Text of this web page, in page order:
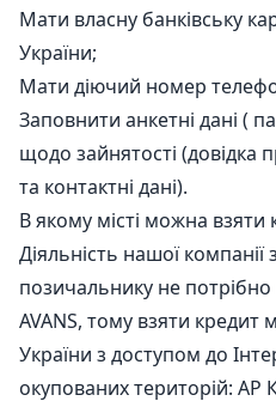
Мати власну банківську
України;
Мати діючий номер
Заповнити анкетні дані (
щодо зайнятості (довідка
та контактні дані).
В якому місті можна взяти
Діяльність нашої
позичальнику не потрібно
AVANS, тому взяти кредит
України з доступом до
окупованих територій: АР